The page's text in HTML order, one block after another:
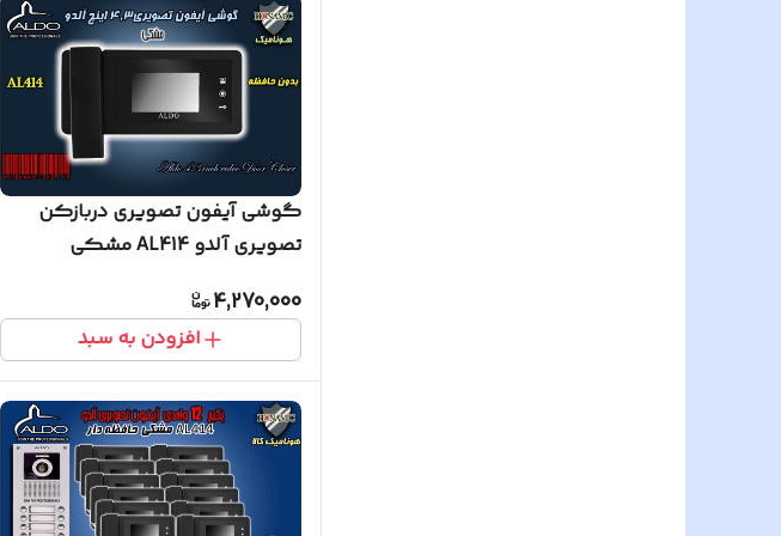
گوشی آیفون تصویری دربازکن
تصویری آلدو AL414 مشکی
4,270,000
افزودن به سبد